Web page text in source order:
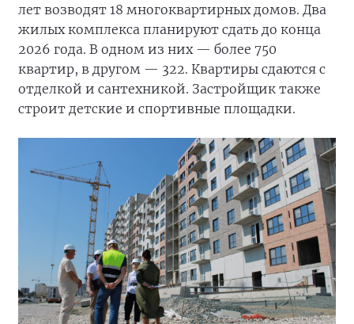
лет возводят 18 многоквартирных домов. Два
жилых комплекса планируют сдать до конца
2026 года. В одном из них — более 750
квартир, в другом — 322. Квартиры сдаются с
отделкой и сантехникой. Застройщик также
строит детские и спортивные площадки.